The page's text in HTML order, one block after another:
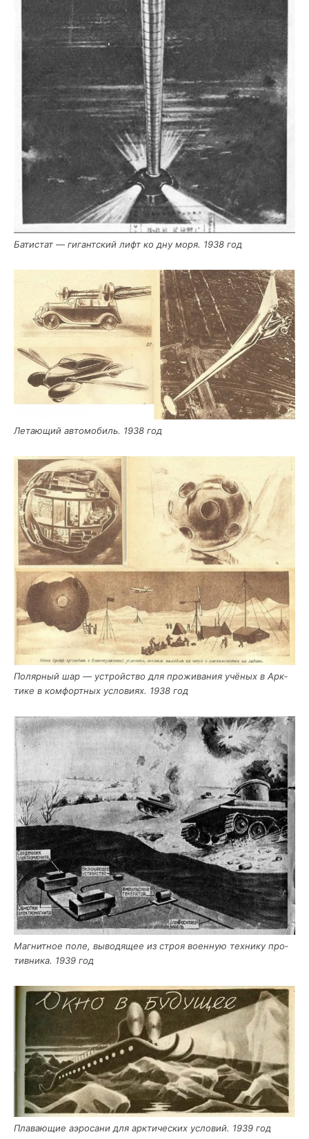
Бати­стат — гигант­ский лифт ко дну моря. 1938 год
Лета­ю­щий авто­мо­биль. 1938 год
Поляр­ный шар — устрой­ство для про­жи­ва­ния учё­ных в Арк­
ти­ке в ком­форт­ных усло­ви­ях. 1938 год
Маг­нит­ное поле, выво­дя­щее из строя воен­ную тех­ни­ку про­
тив­ни­ка. 1939 год
Пла­ва­ю­щие аэро­са­ни для арк­ти­че­ских усло­вий. 1939 год